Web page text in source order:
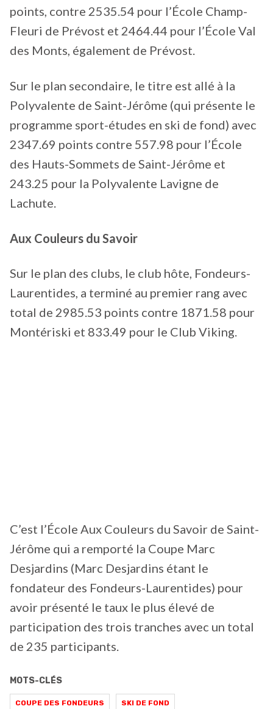
points, contre 2535.54 pour l’École Champ-
Fleuri de Prévost et 2464.44 pour l’École Val
des Monts, également de Prévost.
Sur le plan secondaire, le titre est allé à la
Polyvalente de Saint-Jérôme (qui présente le
programme sport-études en ski de fond) avec
2347.69 points contre 557.98 pour l’École
des Hauts-Sommets de Saint-Jérôme et
243.25 pour la Polyvalente Lavigne de
Lachute.
Aux Couleurs du Savoir
Sur le plan des clubs, le club hôte, Fondeurs-
Laurentides, a terminé au premier rang avec
total de 2985.53 points contre 1871.58 pour
Montériski et 833.49 pour le Club Viking.
C’est l’École Aux Couleurs du Savoir de Saint-
Jérôme qui a remporté la Coupe Marc
Desjardins (Marc Desjardins étant le
fondateur des Fondeurs-Laurentides) pour
avoir présenté le taux le plus élevé de
participation des trois tranches avec un total
de 235 participants.
MOTS-CLÉS
COUPE DES FONDEURS SKI DE FOND